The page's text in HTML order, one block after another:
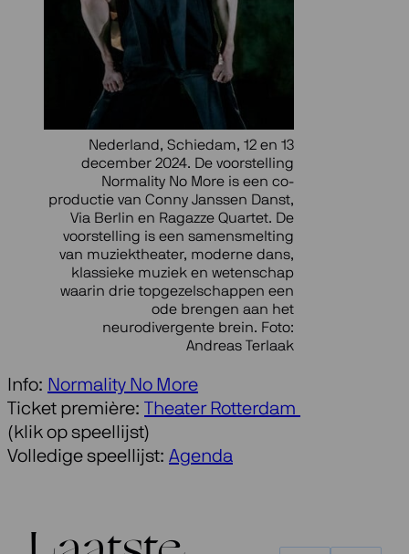
Nederland, Schiedam, 12 en 13
december 2024. De voorstelling
Normality No More is een co-
productie van Conny Janssen Danst,
Via Berlin en Ragazze Quartet. De
voorstelling is een samensmelting
van muziektheater, moderne dans,
klassieke muziek en wetenschap
waarin drie topgezelschappen een
ode brengen aan het
neurodivergente brein. Foto:
Andreas Terlaak
Info: Normality No More
Ticket première: Theater Rotterdam
(klik op speellijst)
Volledige speellijst: Agenda